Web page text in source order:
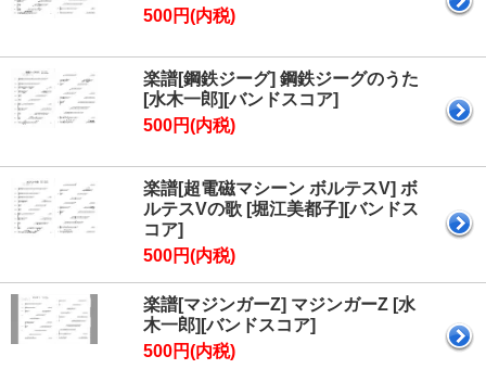
500円(内税)
楽譜[鋼鉄ジーグ] 鋼鉄ジーグのうた
[水木一郎][バンドスコア]
500円(内税)
楽譜[超電磁マシーン ボルテスV] ボ
ルテスVの歌 [堀江美都子][バンドス
コア]
500円(内税)
楽譜[マジンガーZ] マジンガーZ [水
木一郎][バンドスコア]
500円(内税)